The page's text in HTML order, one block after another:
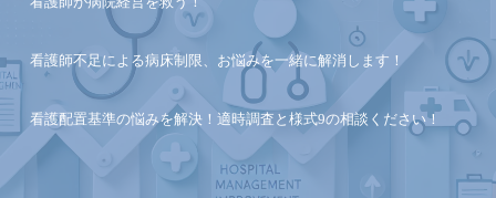
看護師不足による病床制限、お悩みを一緒に解消します！
看護配置基準の悩みを解決！適時調査と様式9の相談ください！